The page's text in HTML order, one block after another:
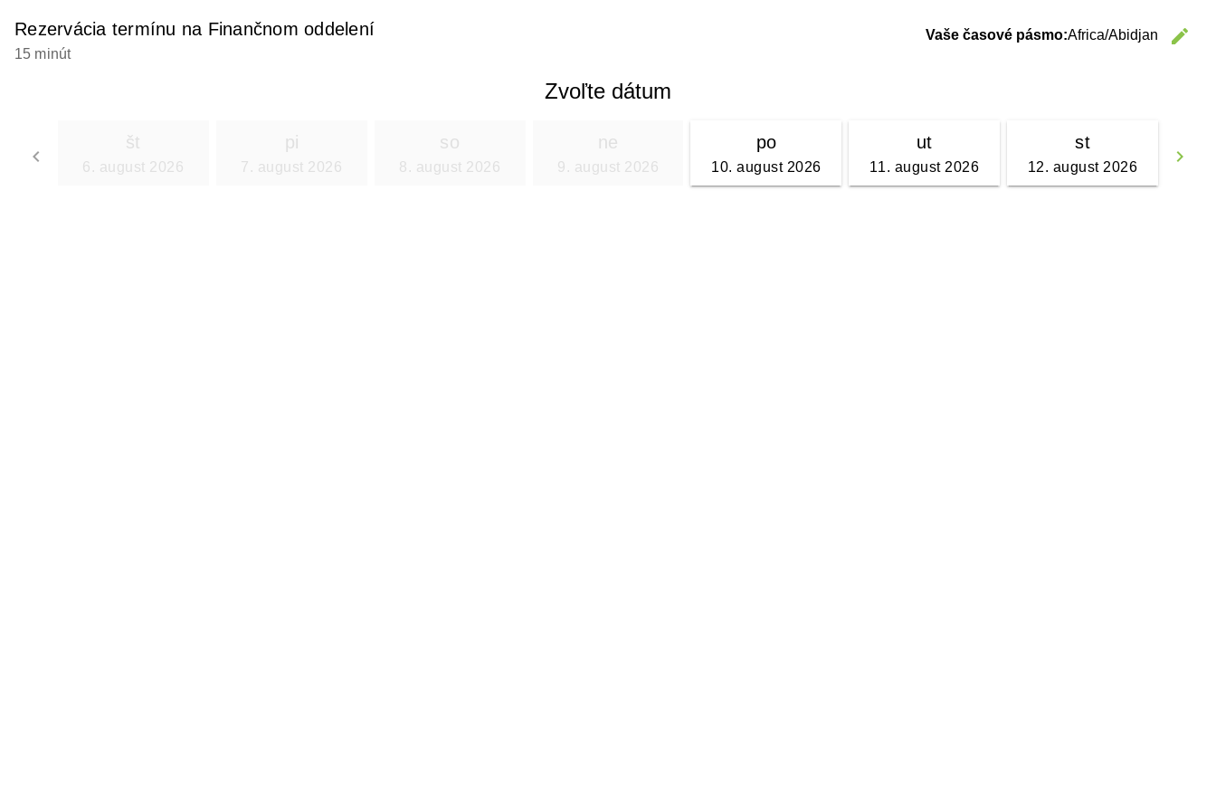
Rezervácia termínu na Finančnom oddelení
15 minút
Vaše časové pásmo:Africa/Abidjan
edit
Zvoľte dátum
keyboard_arrow_left
Go back
keyboard_arrow_right
št
6. august 2026
pi
7. august 2026
so
8. august 2026
ne
9. august 2026
po
10. august 2026
ut
11. august 2026
st
12. august 2026